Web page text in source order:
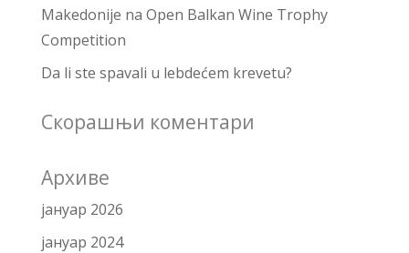
Makedonije na Open Balkan Wine Trophy
Competition
Da li ste spavali u lebdećem krevetu?
Скорашњи коментари
Архиве
јануар 2026
јануар 2024